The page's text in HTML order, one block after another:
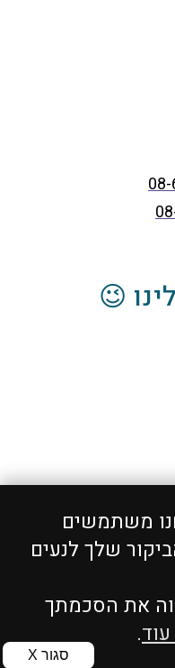
משתמשים
שלך לנעים
את הסכמתך
.
סגור X
😉
ShopCenterמבית